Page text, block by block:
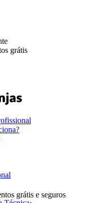
grátis
grátis e seguros